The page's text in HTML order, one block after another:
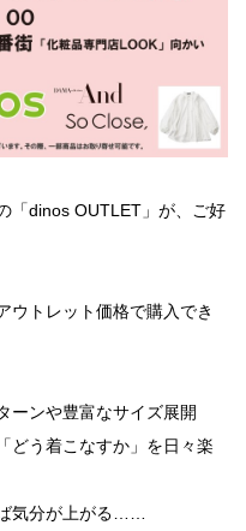
「dinos OUTLET」が、ご好
ウトレット価格で購入でき
ーンや豊富なサイズ展開
どう着こなすか」を日々楽
気分が上がる……